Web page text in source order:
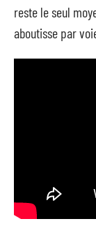
reste le seul
aboutisse par